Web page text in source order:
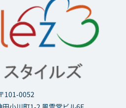
101-0052